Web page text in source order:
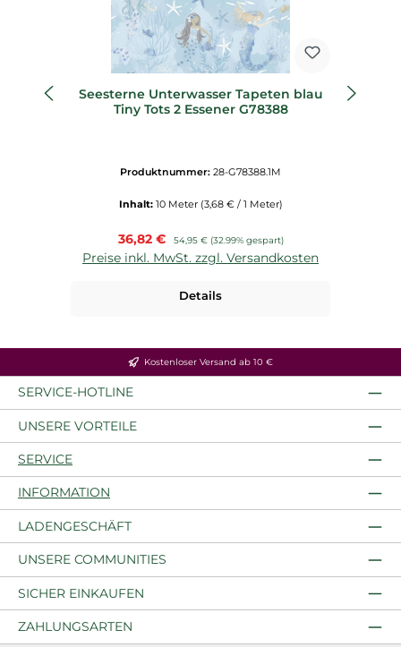
Seesterne Unterwasser Tapeten blau
Tiny Tots 2 Essener G78388
Produktnummer: 28-G78388.1M
Inhalt: 10 Meter (3,68 € / 1 Meter)
Verkaufspreis:
36,82 € Regulärer Preis:
54,95 € (32.99% gespart)
Preise inkl. MwSt. zzgl. Versandkosten
Details
Kostenloser Versand ab 10 €
SERVICE-HOTLINE
UNSERE VORTEILE
SERVICE
INFORMATION
LADENGESCHÄFT
UNSERE COMMUNITIES
SICHER EINKAUFEN
ZAHLUNGSARTEN